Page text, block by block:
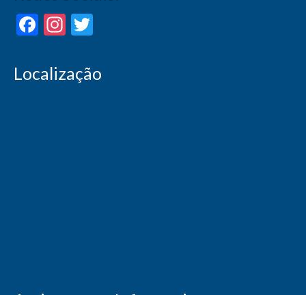
Facebook
Instagram
Localização